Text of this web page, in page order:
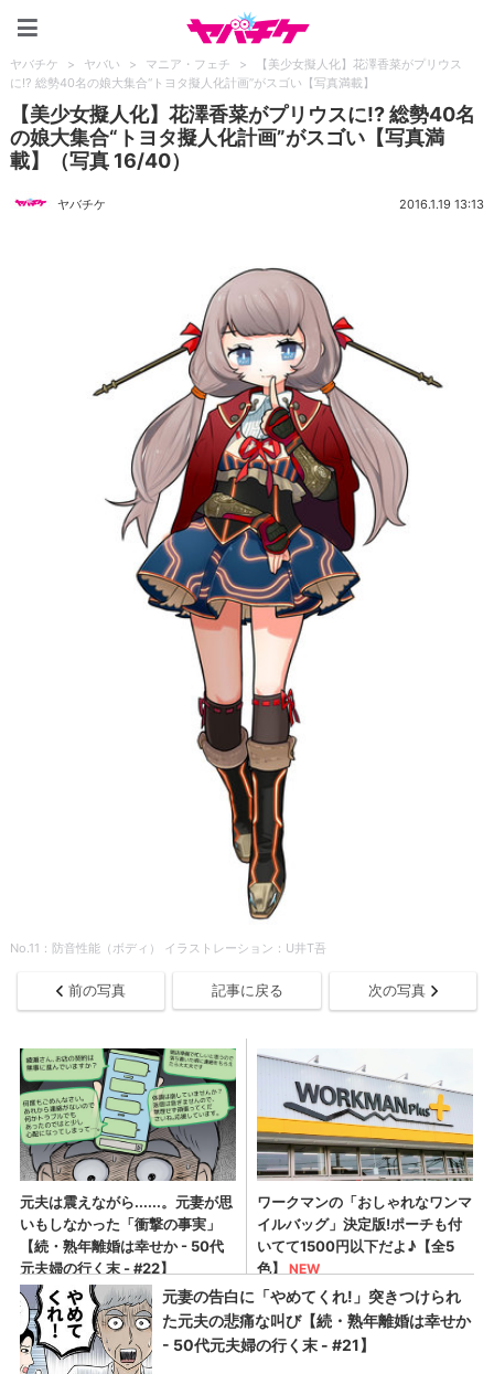
ヤバチケ > ヤバい > マニア・フェチ >
【美少女擬人化】花澤香菜がプリウス
に!? 総勢40名の娘大集合“トヨタ擬人化計画”がスゴい【写真満載】
【美少女擬人化】花澤香菜がプリウスに!? 総勢40名
の娘大集合“トヨタ擬人化計画”がスゴい【写真満
載】（写真 16/40）
ヤバチケ 2016.1.19 13:13
No.11：防音性能（ボディ） イラストレーション：U井T吾
前の写真 記事に戻る 次の写真